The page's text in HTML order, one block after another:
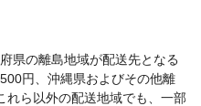
県の離島地域が配送先となる
円、沖縄県およびその他離
れら以外の配送地域でも、一部